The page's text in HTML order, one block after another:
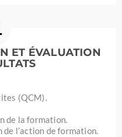
ET ÉVALUATION
(QCM).
de la formation.
l’action de formation.